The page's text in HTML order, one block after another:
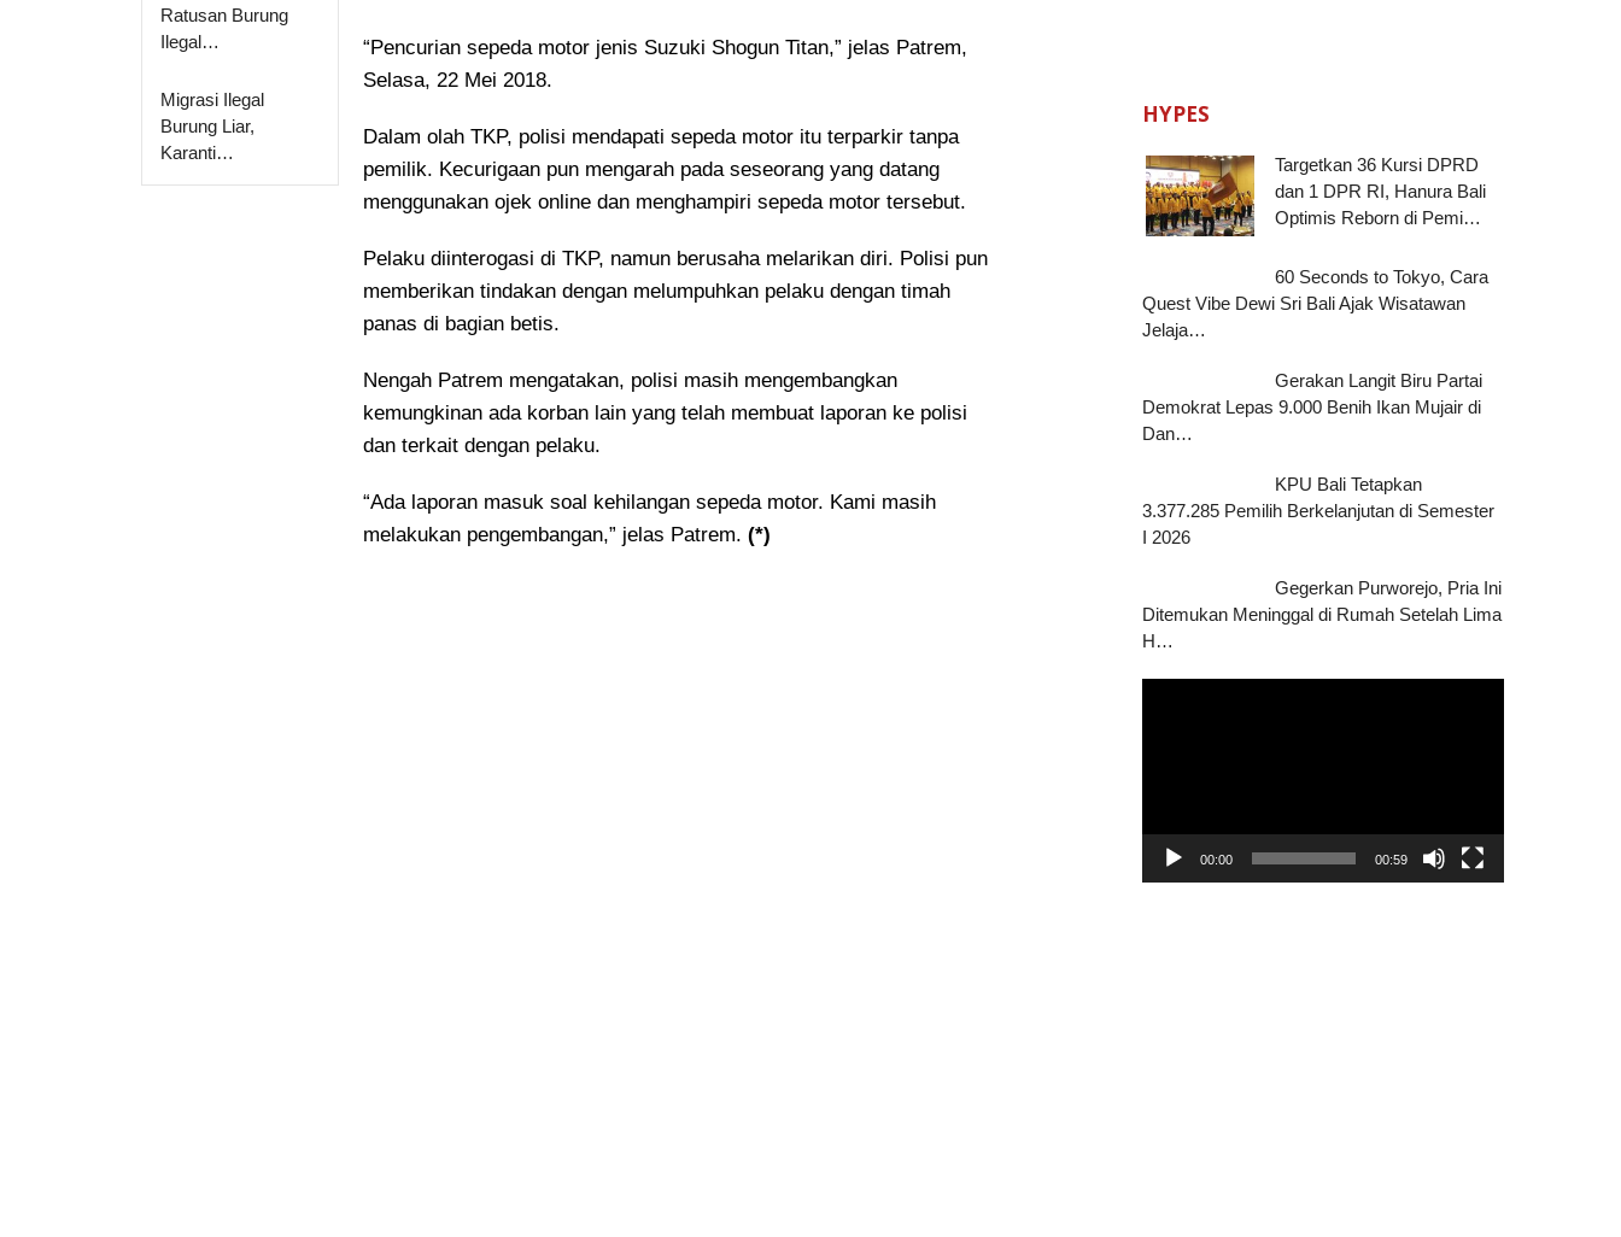
Ratusan Burung
Ilegal…
Migrasi Ilegal
Burung Liar,
Karanti…
“Pencurian sepeda motor jenis Suzuki Shogun Titan,” jelas Patrem,
Selasa, 22 Mei 2018.
Dalam olah TKP, polisi mendapati sepeda motor itu terparkir tanpa
pemilik. Kecurigaan pun mengarah pada seseorang yang datang
menggunakan ojek online dan menghampiri sepeda motor tersebut.
Pelaku diinterogasi di TKP, namun berusaha melarikan diri. Polisi pun
memberikan tindakan dengan melumpuhkan pelaku dengan timah
panas di bagian betis.
Nengah Patrem mengatakan, polisi masih mengembangkan
kemungkinan ada korban lain yang telah membuat laporan ke polisi
dan terkait dengan pelaku.
“Ada laporan masuk soal kehilangan sepeda motor. Kami masih
melakukan pengembangan,” jelas Patrem.(*)
HYPES
Targetkan 36 Kursi DPRD
dan 1 DPR RI, Hanura Bali
Optimis Reborn di Pemi…
60 Seconds to Tokyo, Cara
Quest Vibe Dewi Sri Bali Ajak Wisatawan
Jelaja…
Gerakan Langit Biru Partai
Demokrat Lepas 9.000 Benih Ikan Mujair di
Dan…
KPU Bali Tetapkan
3.377.285 Pemilih Berkelanjutan di Semester
I 2026
Gegerkan Purworejo, Pria Ini
Ditemukan Meninggal di Rumah Setelah Lima
H…
00:00 00:59